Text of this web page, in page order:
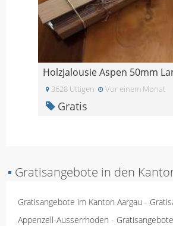
Holzjalousie Aspen 50mm
3628 Uttigen Vor einem Monat
Gratis
▪ Gratisangebote in den
Gratisangebote im Kanton Aargau -
Appenzell-Ausserrhoden -